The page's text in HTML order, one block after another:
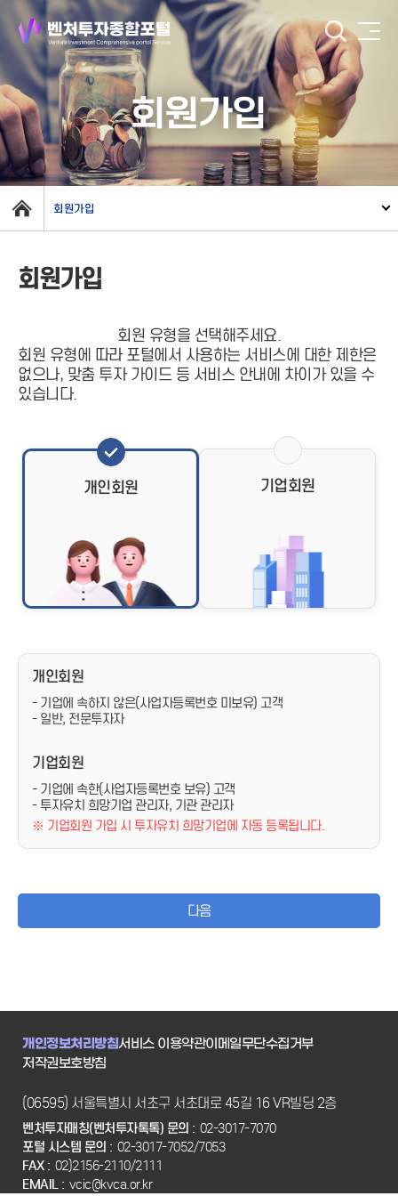
회원가입
회원가입
회원가입
회원 유형을 선택해주세요.
회원 유형에 따라 포털에서 사용하는 서비스에 대한 제한은
없으나, 맞춤 투자 가이드 등 서비스 안내에 차이가 있을 수
있습니다.
개인회원 기업회원
개인회원
- 기업에 속하지 않은(사업자등록번호 미보유) 고객
- 일반, 전문투자자
기업회원
- 기업에 속한(사업자등록번호 보유) 고객
- 투자유치 희망기업 관리자, 기관 관리자
※ 기업회원 가입 시 투자유치 희망기업에 자동 등록됩니다.
다음
개인정보처리방침서비스 이용약관이메일무단수집거부
저작권보호방침
(06595) 서울특별시 서초구 서초대로 45길 16 VR빌딩 2층
벤처투자매칭(벤처투자톡톡) 문의 : 02-3017-7070
포털 시스템 문의 : 02-3017-7052/7053
FAX : 02)2156-2110/2111
EMAIL : vcic@kvca.or.kr